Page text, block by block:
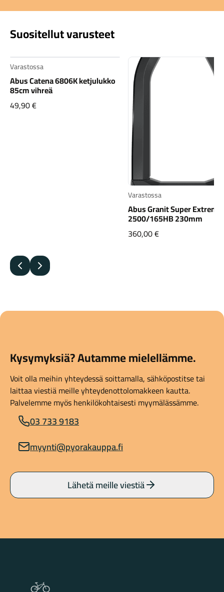
Suositellut varusteet
Varastossa
Abus Catena 6806K ketjulukko
85cm vihreä
49,90€
Varastossa
Abus Granit Super Extreme
2500/165HB 230mm
360,00€
Edellinen
Seuraava
Kysymyksiä? Autamme mielellämme.
Voit olla meihin yhteydessä soittamalla, sähköpostitse tai
laittaa viestiä meille yhteydenottolomakkeen kautta.
Palvelemme myös henkilökohtaisesti myymälässämme.
03 733 9183
myynti@pyorakauppa.fi
Lähetä meille viestiä
Lahden Polkupyörähuolto - etusivulle